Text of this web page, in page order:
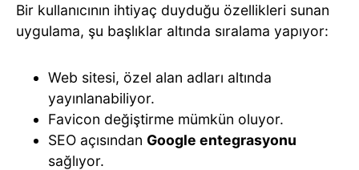
Bir kullanıcının ihtiyaç duyduğu özellikleri sunan
uygulama, şu başlıklar altında sıralama yapıyor:
Web sitesi, özel alan adları altında
yayınlanabiliyor.
Favicon değiştirme mümkün oluyor.
SEO açısından Google entegrasyonu
sağlıyor.